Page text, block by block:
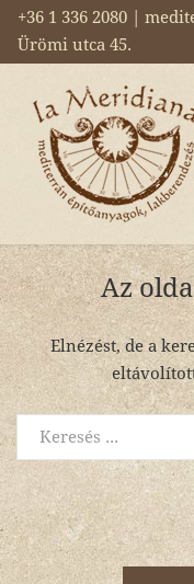
+36 1 336 2080 |
Ürömi utca 45.
Az
Elnézést, de a